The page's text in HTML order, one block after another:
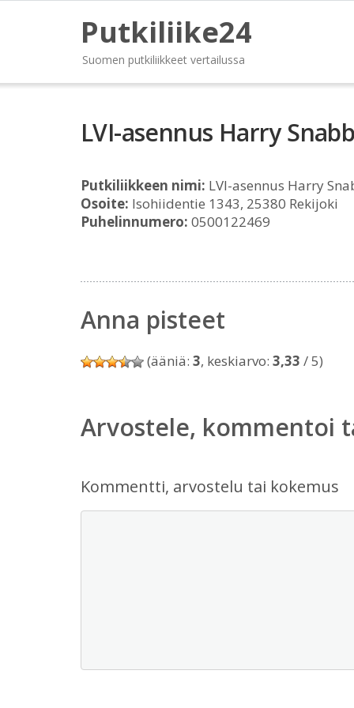
Putkiliike24
Suomen putkiliikkeet vertailussa
LVI-asennus Harry
Putkiliikkeen nimi: LVI-asennus Harry
Osoite: Isohiidentie 1343, 25380 Rekijoki
Puhelinnumero: 0500122469
Anna pisteet
(ääniä: 3, keskiarvo: 3,33 / 5)
Arvostele, kommentoi
Kommentti, arvostelu tai kokemus